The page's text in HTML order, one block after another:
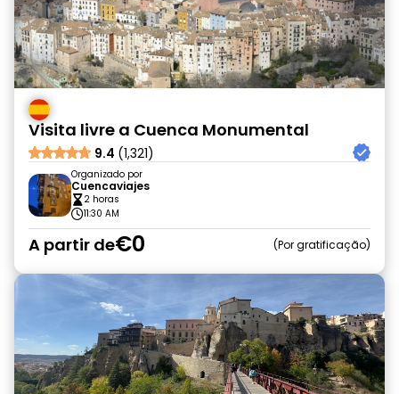
Visita livre a Cuenca Monumental
9.4 (1,321)
Organizado por
Cuencaviajes
2 horas
11:30 AM
A partir de€0 Por gratificação